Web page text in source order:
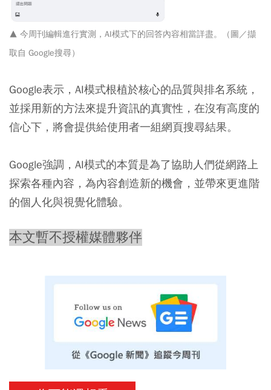
▲ 今周刊編輯進行實測，AI模式下的回答內容相當詳盡。（ 圖／擷
取自 Google搜尋）
Google表示，AI模式根植於核心的品質與排名系統，
並採用新的方法來提升資訊的真實性，在沒有高度的
信心下，將會提供給使用者一組網頁搜尋結果。
Google強調，AI模式的本質是為了協助人們從網路上
探索各種內容，為內容創造新的機會，並帶來更進階
的個人化與視覺化體驗。
本文暫不授權媒體夥伴